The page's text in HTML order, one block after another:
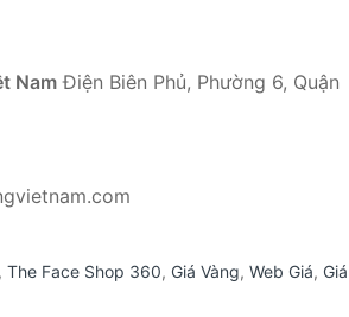
Nam Điện Biên Phủ, Phường 6, Quận
, The Face Shop 360, Giá Vàng, Web Giá, Giá